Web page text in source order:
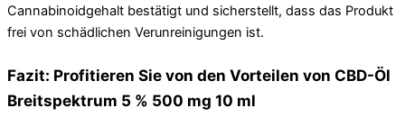
Cannabinoidgehalt bestätigt und sicherstellt, dass das Produkt
frei von schädlichen Verunreinigungen ist.
Fazit: Profitieren Sie von den Vorteilen von CBD-Öl
Breitspektrum 5 % 500 mg 10 ml